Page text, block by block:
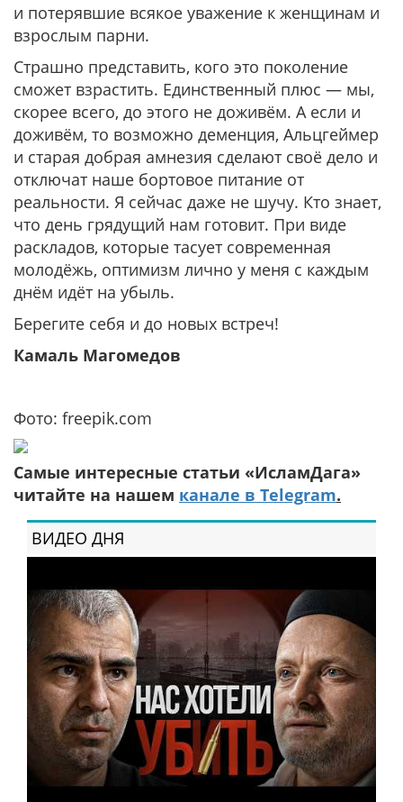
и потерявшие всякое уважение к женщинам и
взрослым парни.
Страшно представить, кого это поколение
сможет взрастить. Единственный плюс — мы,
скорее всего, до этого не доживём. А если и
доживём, то возможно деменция, Альцгеймер
и старая добрая амнезия сделают своё дело и
отключат наше бортовое питание от
реальности. Я сейчас даже не шучу. Кто знает,
что день грядущий нам готовит. При виде
раскладов, которые тасует современная
молодёжь, оптимизм лично у меня с каждым
днём идёт на убыль.
Берегите себя и до новых встреч!
Камаль Магомедов
Фото: freepik.com
Самые интересные статьи «ИсламДага»
читайте на нашем канале в Telegram.
ВИДЕО ДНЯ